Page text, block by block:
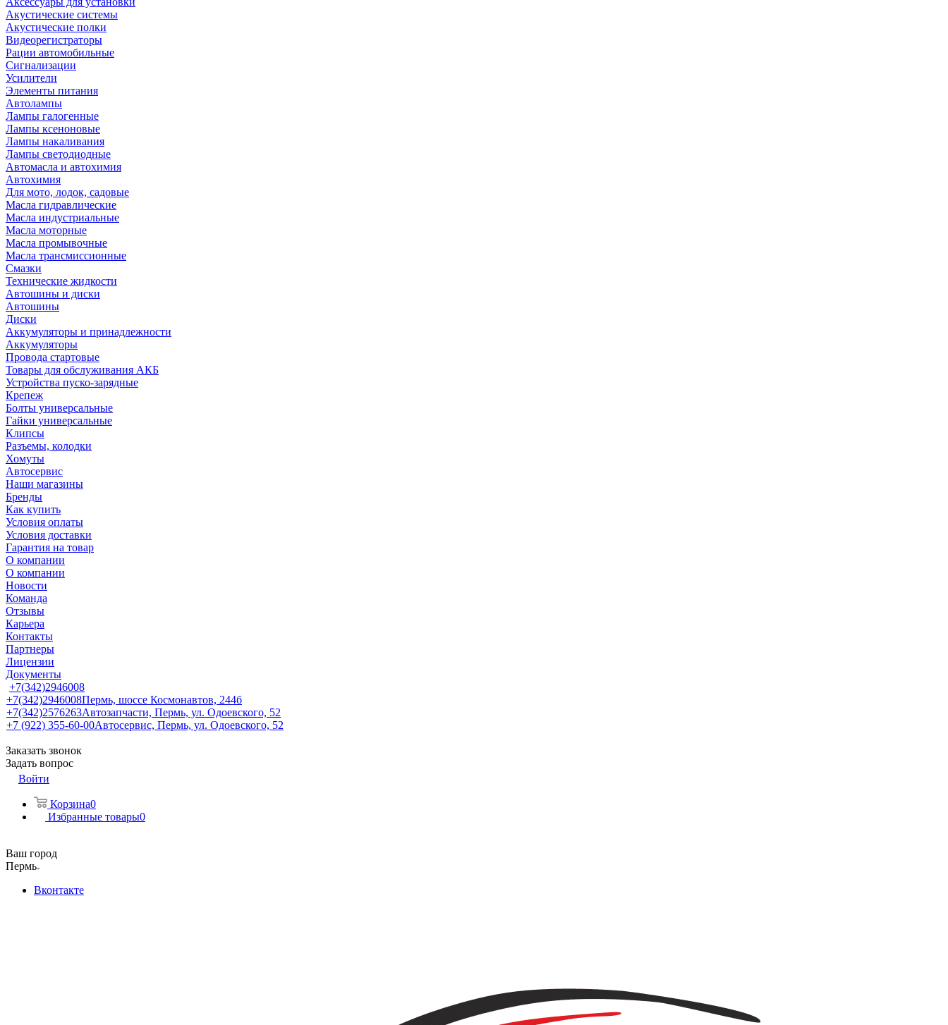
Акустические системы
Акустические полки
Видеорегистраторы
Рации автомобильные
Сигнализации
Усилители
Элементы питания
Автолампы
Лампы галогенные
Лампы ксеноновые
Лампы накаливания
Лампы светодиодные
Автомасла и автохимия
Автохимия
Для мото, лодок, садовые
Масла гидравлические
Масла индустриальные
Масла моторные
Масла промывочные
Масла трансмиссионные
Смазки
Технические жидкости
Автошины и диски
Автошины
Диски
Аккумуляторы и принадлежности
Аккумуляторы
Провода стартовые
Товары для обслуживания АКБ
Устройства пуско-зарядные
Крепеж
Болты универсальные
Гайки универсальные
Клипсы
Разъемы, колодки
Хомуты
Автосервис
Наши магазины
Бренды
Как купить
Условия оплаты
Условия доставки
Гарантия на товар
О компании
О компании
Новости
Команда
Отзывы
Карьера
Контакты
Партнеры
Лицензии
Документы
+7(342)2946008
+7(342)2946008Пермь, шоссе Космонавтов, 244б
+7(342)2576263Автозапчасти, Пермь, ул. Одоевского, 52
+7 (922) 355-60-00Автосервис, Пермь, ул. Одоевского, 52
Заказать звонок
Задать вопрос
Войти
Корзина0
Избранные товары0
Ваш город
Пермь
Вконтакте